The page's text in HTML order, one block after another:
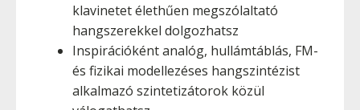
klavinetet élethűen megszólaltató
hangszerekkel dolgozhatsz
Inspirációként analóg, hullámtáblás, FM-
és fizikai modellezéses hangszintézist
alkalmazó szintetizátorok közül